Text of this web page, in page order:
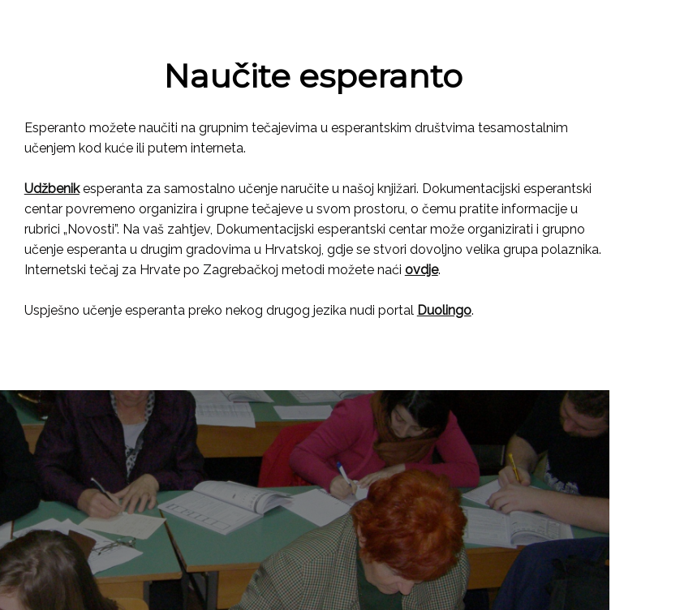
Naučite esperanto
Esperanto možete naučiti na grupnim tečajevima u esperantskim društvima tesamostalnim
učenjem kod kuće ili putem interneta.
Udžbenikesperanta za samostalno učenje naručite u našoj knjižari. Dokumentacijski esperantski
centar povremeno organizira i grupne tečajeve u svom prostoru, o čemu pratite informacije u
rubrici „Novosti”. Na vaš zahtjev, Dokumentacijski esperantski centar može organizirati i grupno
učenje esperanta u drugim gradovima u Hrvatskoj, gdje se stvori dovoljno velika grupa polaznika.
Internetski tečaj za Hrvate po Zagrebačkoj metodi možete naći ovdje.
Uspješno učenje esperanta preko nekog drugog jezika nudi portal Duolingo.